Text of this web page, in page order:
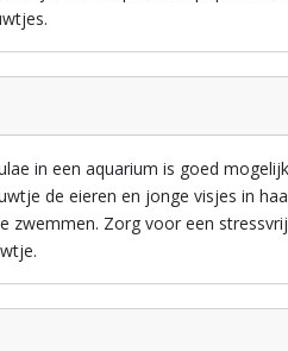
in een aquarium is goed
de eieren en jonge visjes in
Zorg voor een